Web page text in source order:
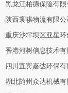
黑龙江柏德保险有限
陕西寰祺物流有限公
重庆沙坪坝区亚星环
香港河树信息技术有
四川宜宾嘉达环保有
湖北随州众达机械有